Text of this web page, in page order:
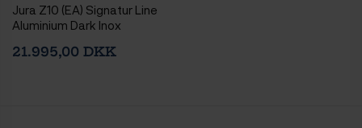
Jura Z10 (EA) Signatur Line
Aluminium Dark Inox
Startpakke DK sprog
21.995,00 DKK